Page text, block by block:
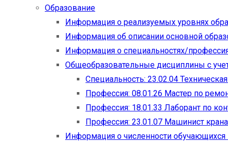
Образование
Информация о реализуемых уровнях
Информация об описании основной
Информация о специальностях/
Общеобразовательные дисциплины с
Специальность: 23.02.04
Профессия: 08.01.26 Мастер по
Профессия: 18.01.33 Лаборант по
Профессия: 23.01.07 Машинист
Информация о численности